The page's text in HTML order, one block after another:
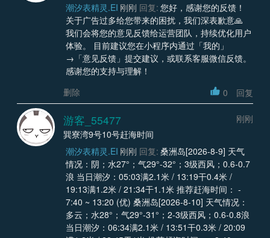
潮汐表精灵.EI 刚刚 回复: 您好，感谢您的反馈！
关于广告过多给您带来的困扰，我们深表歉意🙏
我们会将您的意见反馈给运营团队，持续优化用户
体验。 目前建议您在小程序内通过「我的」
→「意见反馈」提交建议，或联系客服微信反馈。
感谢您的支持与理解！
删除
0 回复
游客_55477
刚刚
巽寮湾9号10号赶海时间
潮汐表精灵.EI 刚刚 回复: 桑洲岛[2026-8-9] 天气
情况：阴；水27°；气29°-32°；3级西风；0.6-0.7
浪 当日潮汐：05:03满2.1米 / 13:19干0.4米 /
19:13满1.2米 / 21:34干1.1米 推荐赶海时间： -
7:40 ~ 13:20 (优) 桑洲岛[2026-8-10] 天气情况：
多云；水28°；气29°-31°；2-3级西风；0.6-0.8浪
当日潮汐：06:34满2.1米 / 13:51干0.3米 / 20:09